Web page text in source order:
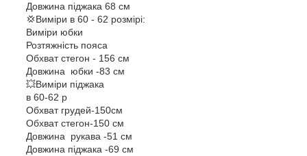
Довжина піджака 68 см
💢Виміри в 60 - 62 розмірі:
Виміри юбки
Розтяжність пояса
Обхват стегон - 156 см
Довжина юбки -83 см
💥Виміри піджака
в 60-62 р
Обхват грудей-150см
Обхват стегон-150 см
Довжина рукава -51 см
Довжина піджака -69 см